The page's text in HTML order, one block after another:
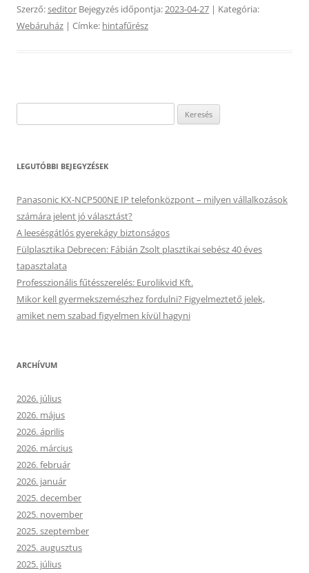
Szerző:seditor Bejegyzés időpontja:2023-04-27 | Kategória:
Webáruház | Címke: hintafűrész
LEGUTÓBBI BEJEGYZÉSEK
Panasonic KX-NCP500NE IP telefonközpont – milyen vállalkozások
számára jelent jó választást?
A leesésgátlós gyerekágy biztonságos
Fülplasztika Debrecen: Fábián Zsolt plasztikai sebész 40 éves
tapasztalata
Professzionális fűtésszerelés: Eurolikvid Kft.
Mikor kell gyermekszemészhez fordulni? Figyelmeztető jelek,
amiket nem szabad figyelmen kívül hagyni
ARCHÍVUM
2026. július
2026. május
2026. április
2026. március
2026. február
2026. január
2025. december
2025. november
2025. szeptember
2025. augusztus
2025. július